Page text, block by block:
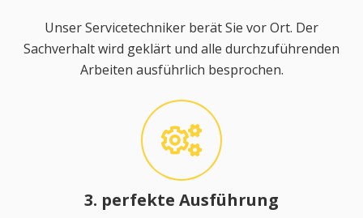
Unser Servicetechniker berät Sie vor Ort. Der
Sachverhalt wird geklärt und alle durchzuführenden
Arbeiten ausführlich besprochen.
3. perfekte Ausführung